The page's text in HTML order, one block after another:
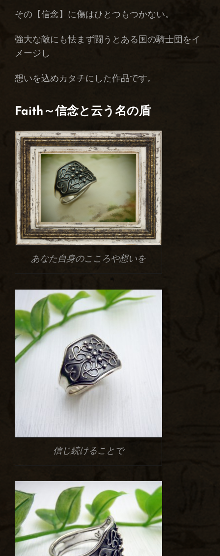
その【信念】に傷はひとつもつかない。
強大な敵にも怯まず闘うとある国の騎士団をイ
メージし
想いを込めカタチにした作品です。
Faith～信念と云う名の盾
あなた自身のこころや想いを
信じ続けることで